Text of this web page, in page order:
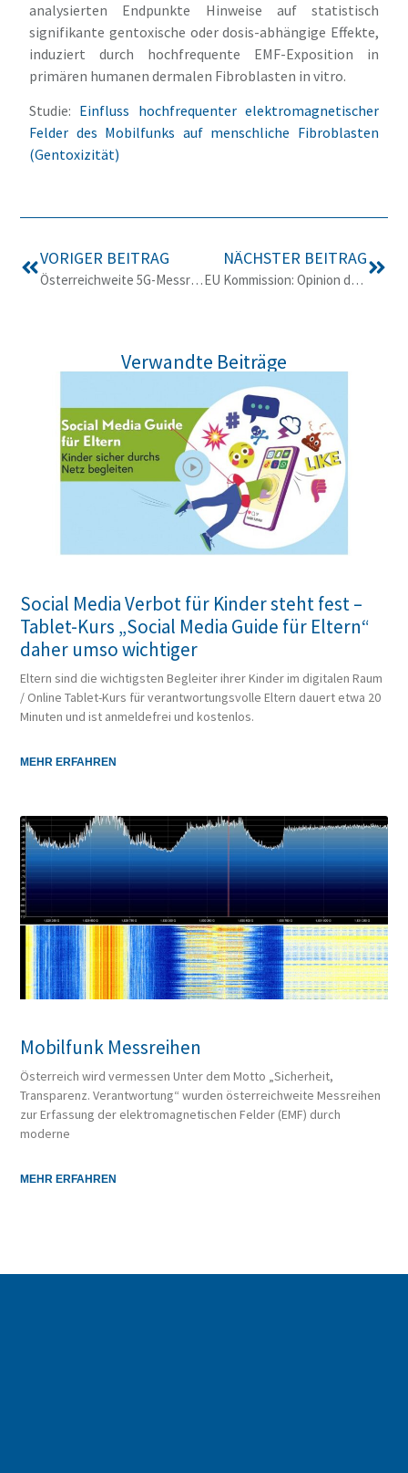
analysierten Endpunkte Hinweise auf statistisch
signifikante gentoxische oder dosis-abhängige Effekte,
induziert durch hochfrequente EMF-Exposition in
primären humanen dermalen Fibroblasten in vitro.
Studie: Einfluss hochfrequenter elektromagnetischer
Felder des Mobilfunks auf menschliche Fibroblasten
(Gentoxizität)
VORIGER BEITRAG
Österreichweite 5G-Messreihe ergibt geringere Immissionswerte als erwartet
NÄCHSTER BEITRAG
EU Kommission: Opinion der SCENIHR, 2015
Verwandte Beiträge
Social Media Verbot für Kinder steht fest –
Tablet-Kurs „Social Media Guide für Eltern“
daher umso wichtiger
Eltern sind die wichtigsten Begleiter ihrer Kinder im digitalen Raum
/ Online Tablet-Kurs für verantwortungsvolle Eltern dauert etwa 20
Minuten und ist anmeldefrei und kostenlos.
MEHR ERFAHREN
Mobilfunk Messreihen
Österreich wird vermessen Unter dem Motto „Sicherheit,
Transparenz. Verantwortung“ wurden österreichweite Messreihen
zur Erfassung der elektromagnetischen Felder (EMF) durch
moderne
MEHR ERFAHREN